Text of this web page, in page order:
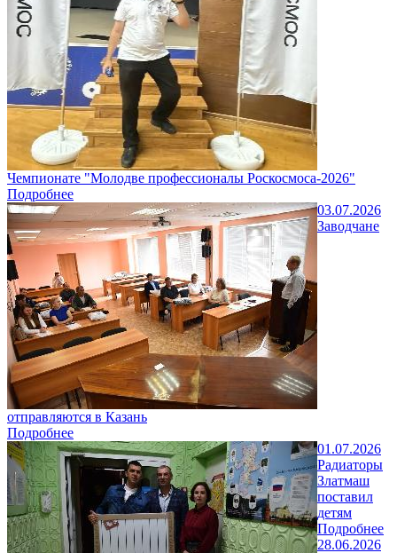
Чемпионате "Молодве профессионалы Роскосмоса-2026"
Подробнее
03.07.2026
Заводчане
отправляются в Казань
Подробнее
01.07.2026
Радиаторы
Златмаш
поставил
детям
Подробнее
28.06.2026